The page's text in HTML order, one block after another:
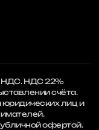
НДС. НДС 22%
счёта.
лиц и
офертой.